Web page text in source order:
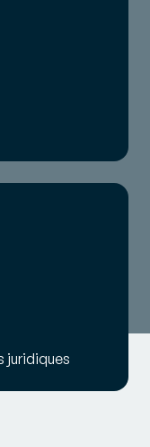
juridiques